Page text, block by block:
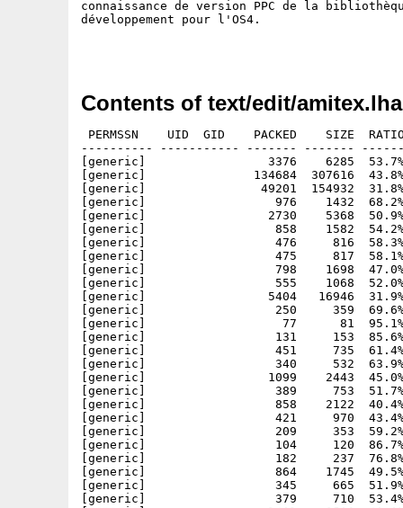
connaissance de version PPC de la
développement pour l'OS4.
Contents of text/edit/amitex.lha
PERMSSN    UID  GID    PACKED    SIZE
---------- ----------- ------- -------
[generic]                 3376    6285  53.7%
[generic]               134684  307616  43.8%
[generic]                49201  154932  31.8%
[generic]                  976    1432  68.2% -
[generic]                 2730    5368  50.9%
[generic]                  858    1582  54.2% -
[generic]                  476     816  58.3% -
[generic]                  475     817  58.1% -
[generic]                  798    1698  47.0% -
[generic]                  555    1068  52.0% -
[generic]                 5404   16946  31.9% -
[generic]                  250     359  69.6% -
[generic]                   77      81  95.1% -
[generic]                  131     153  85.6% -
[generic]                  451     735  61.4% -
[generic]                  340     532  63.9% -
[generic]                 1099    2443  45.0% -
[generic]                  389     753  51.7% -
[generic]                  858    2122  40.4% -
[generic]                  421     970  43.4% -
[generic]                  209     353  59.2% -
[generic]                  104     120  86.7% -
[generic]                  182     237  76.8% -lh5-
[generic]                  864    1745  49.5% -
[generic]                  345     665  51.9% -
[generic]                  379     710  53.4% -